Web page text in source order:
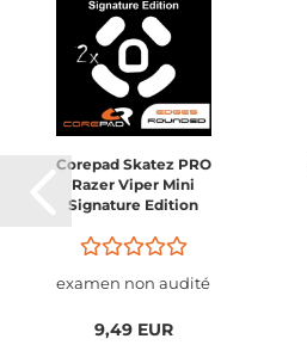
Corepad Skatez PRO
Razer Viper Mini
Signature Edition
examen non audité
9,49 EUR